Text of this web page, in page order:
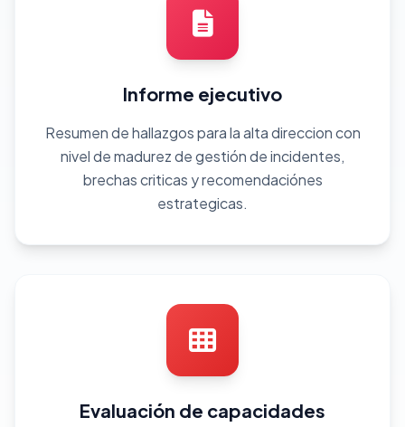
Informe ejecutivo
Resumen de hallazgos para la alta direccion con
nivel de madurez de gestión de incidentes,
brechas criticas y recomendaciónes
estrategicas.
Evaluación de capacidades